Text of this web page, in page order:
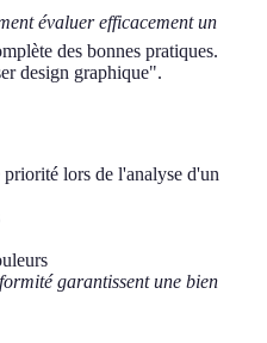
évaluer efficacement un
des bonnes pratiques.
design graphique".
priorité lors de l'analyse d'un
garantissent une bien